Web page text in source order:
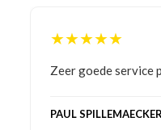
★★★★★
Bestelling gedaan
bestelling al